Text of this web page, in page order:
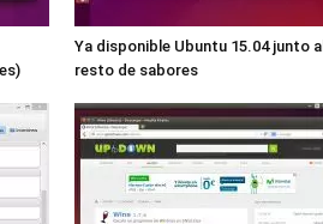
Ya disponible Ubuntu 15.04 junto al
resto de sabores